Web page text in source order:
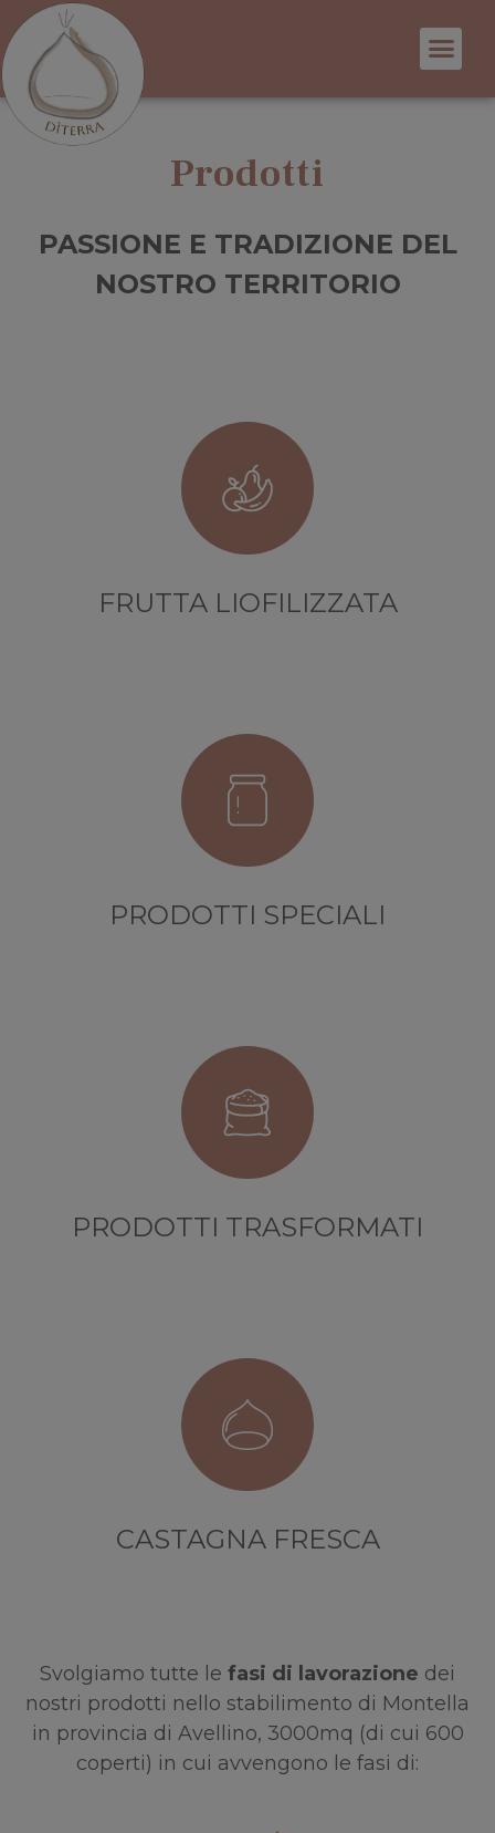
Prodotti
PASSIONE E TRADIZIONE DEL
NOSTRO TERRITORIO
FRUTTA LIOFILIZZATA
PRODOTTI SPECIALI
PRODOTTI TRASFORMATI
CASTAGNA FRESCA
Svolgiamo tutte le fasi di lavorazione dei
nostri prodotti nello stabilimento di Montella
in provincia di Avellino, 3000mq (di cui 600
coperti) in cui avvengono le fasi di: